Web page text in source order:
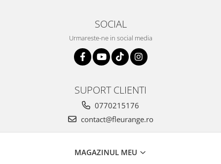
SOCIAL
Urmareste-ne in social media
SUPORT CLIENTI
0770215176
contact@fleurange.ro
MAGAZINUL MEU